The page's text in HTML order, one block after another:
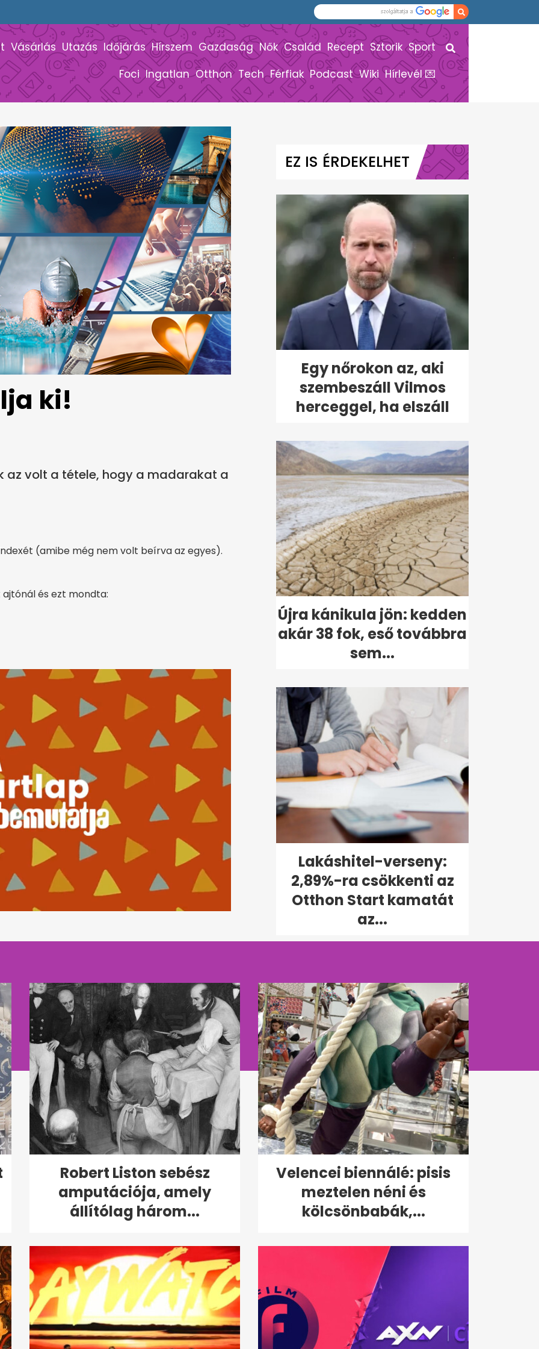
Vásárlás Utazás Időjárás Hírszem Gazdaság Nők Család Recept Sztorik Sport
Foci Ingatlan Otthon Tech Férfiak Podcast Wiki Hírlevél 💌
ki!
az volt a tétele, hogy a madarakat a
(amibe még nem volt beírva az egyes).
és ezt mondta:
EZ IS ÉRDEKELHET
Egy nőrokon az, aki
szembeszáll Vilmos
herceggel, ha elszáll
Újra kánikula jön: kedden
akár 38 fok, eső továbbra
sem...
Lakáshitel-verseny:
2,89%-ra csökkenti az
Otthon Start kamatát
az...
Robert Liston sebész
amputációja, amely
állítólag három...
Velencei biennálé: pisis
meztelen néni és
kölcsönbabák,...